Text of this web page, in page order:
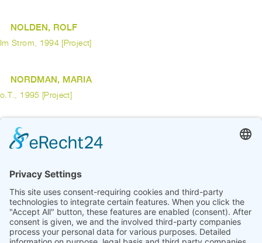
NOLDEN, ROLF
Im Strom, 1994 [Project]
NORDMAN, MARIA
o.T., 1995 [Project]
ODAHARA, LUCAS
Handdialog (nach Kollwitz, nach Clark), 2019 [Work]
1
6
7
8
9